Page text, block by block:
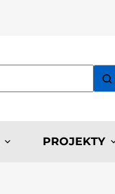
PROJEKTY